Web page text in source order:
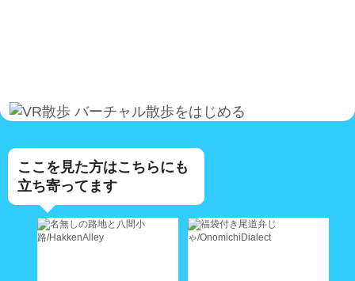
バーチャル散歩をはじめる
ここを見た方はこちらにも
立ち寄ってます